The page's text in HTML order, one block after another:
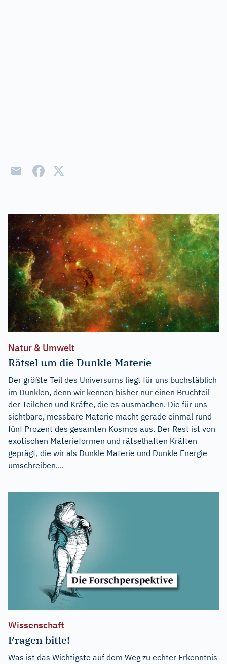
Natur & Umwelt
Rätsel um die Dunkle Materie
Der größte Teil des Universums liegt für uns buchstäblich
im Dunklen, denn wir kennen bisher nur einen Bruchteil
der Teilchen und Kräfte, die es ausmachen. Die für uns
sichtbare, messbare Materie macht gerade einmal rund
fünf Prozent des gesamten Kosmos aus. Der Rest ist von
exotischen Materieformen und rätselhaften Kräften
geprägt, die wir als Dunkle Materie und Dunkle Energie
umschreiben....
Wissenschaft
Fragen bitte!
Was ist das Wichtigste auf dem Weg zu echter Erkenntnis